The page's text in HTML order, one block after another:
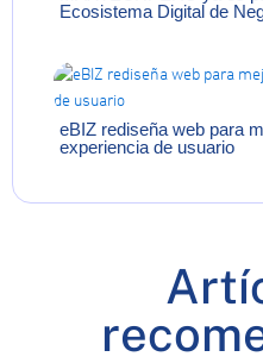
Ecosistema Digital de
eBIZ rediseña web para
experiencia de usuario